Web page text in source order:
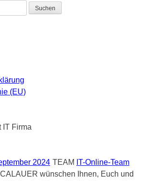
(EU)
IT Firma
2024 TEAM IT-Online-Team
wünschen Ihnen, Euch und